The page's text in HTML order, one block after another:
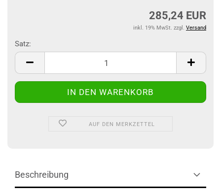
285,24 EUR
inkl. 19% MwSt. zzgl. Versand
Satz:
Satz
AUF DEN MERKZETTEL
Beschreibung